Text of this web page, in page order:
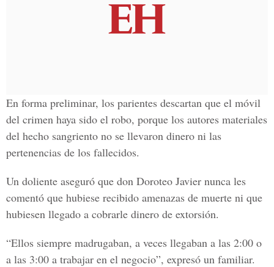
En forma preliminar, los parientes descartan que el móvil
del crimen haya sido el robo, porque los autores materiales
del hecho sangriento no se llevaron dinero ni las
pertenencias de los fallecidos.
Un doliente aseguró que don Doroteo Javier nunca les
comentó que hubiese recibido amenazas de muerte ni que
hubiesen llegado a cobrarle dinero de extorsión.
“Ellos siempre madrugaban, a veces llegaban a las 2:00 o
a las 3:00 a trabajar en el negocio”, expresó un familiar.